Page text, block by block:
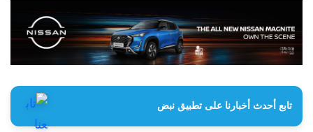
تابع أحدث أخبارنا على تطبيق نبض